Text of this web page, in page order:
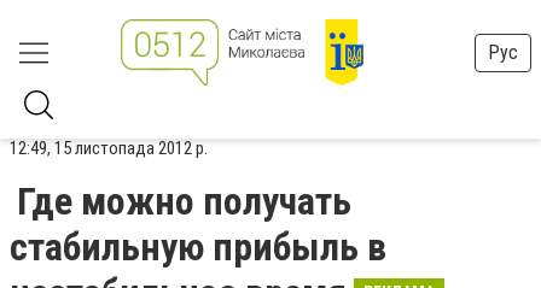
Рус
12:49, 15 листопада 2012 р.
Где можно получать
стабильную прибыль в